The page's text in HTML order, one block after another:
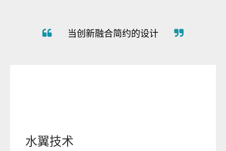
当创新融合简约的设计
水翼技术